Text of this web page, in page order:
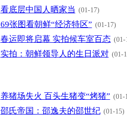
看底层中国人晒家当 (01-17)
69张图看朝鲜“经济特区” (01-17)
春运即将启幕 实拍候车室百态 (01-
实拍：朝鲜领导人的生日派对 (01-
养猪场失火 百头生猪变“烤猪” (01-
邵氏帝国：邵逸夫的邵世纪 (01-15)